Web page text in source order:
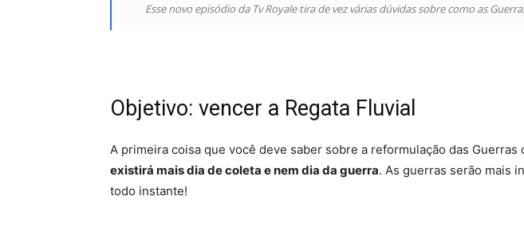
Esse novo episódio da Tv Royale tira de vez várias dúvidas sobre como as
Objetivo: vencer a Regata Fluvial
A primeira coisa que você deve saber sobre a reformulação das Guerras
existirá mais dia de coleta e nem dia da guerra. As guerras serão mais
todo instante!